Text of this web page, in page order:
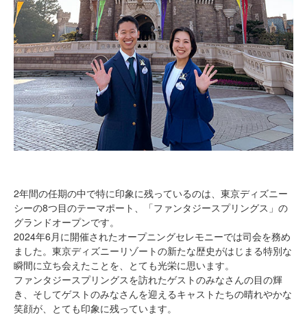
2年間の任期の中で特に印象に残っているのは、東京ディズニー
シーの8つ目のテーマポート、「ファンタジースプリングス」の
グランドオープンです。
2024年6月に開催されたオープニングセレモニーでは司会を務め
ました。東京ディズニーリゾートの新たな歴史がはじまる特別な
瞬間に立ち会えたことを、とても光栄に思います。
ファンタジースプリングスを訪れたゲストのみなさんの目の輝
き、そしてゲストのみなさんを迎えるキャストたちの晴れやかな
笑顔が、とても印象に残っています。